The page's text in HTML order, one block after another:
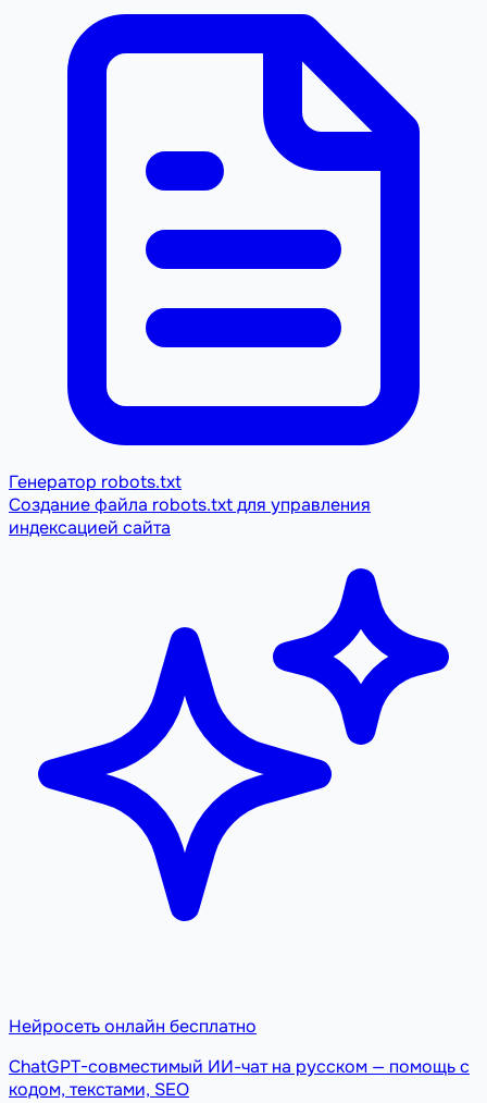
Генератор robots.txt
Создание файла robots.txt для управления
индексацией сайта
Нейросеть онлайн бесплатно
ChatGPT-совместимый ИИ-чат на русском — помощь с
кодом, текстами, SEO